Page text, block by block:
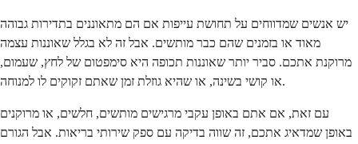
יש אנשים שמדווחים על תחושת עייפות אם הם מתאוננים בתדירות גבוהה
מאוד או בזמנים שהם כבר מותשים. אבל זה לא בגלל שאוננות עצמה
מרוקנת אתכם. סביר יותר שאוננות תכופה היא סימפטום של לחץ, שעמום,
או קושי בשינה, או שהיא גוזלת זמן שאתם זקוקים לו למנוחה.
עם זאת, אם אתם באופן עקבי מרגישים מותשים, חלשים, או מרוקנים
באופן שמדאיג אתכם, זה שווה בדיקה עם ספק שירותי בריאות. אבל הגורם